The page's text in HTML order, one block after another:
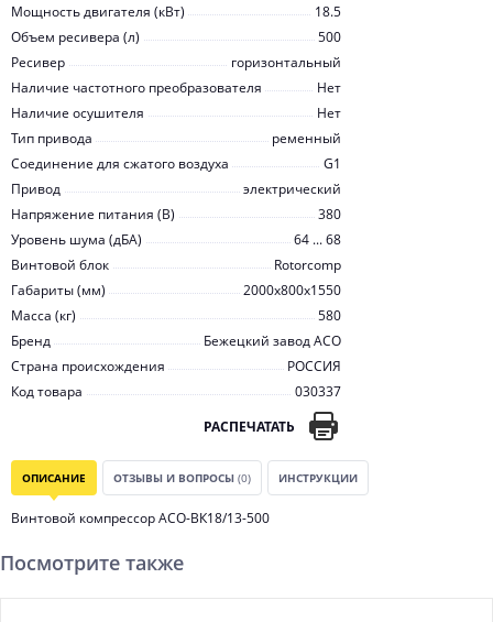
Мощность двигателя (кВт)
18.5
Объем ресивера (л)
500
Ресивер
горизонтальный
Наличие частотного преобразователя
Нет
Наличие осушителя
Нет
Тип привода
ременный
Соединение для сжатого воздуха
G1
Привод
электрический
Напряжение питания (В)
380
Уровень шума (дБА)
64 ... 68
Винтовой блок
Rotorcomp
Габариты (мм)
2000x800x1550
Масса (кг)
580
Бренд
Бежецкий завод АСО
Страна происхождения
РОССИЯ
Код товара
030337
РАСПЕЧАТАТЬ
ОПИСАНИЕ ОТЗЫВЫ И ВОПРОСЫ (0) ИНСТРУКЦИИ
Винтовой компрессор АСО-ВК18/13-500
Посмотрите также